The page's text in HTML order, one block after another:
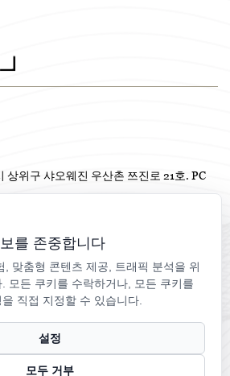
상위구 샤오웨진 우산촌 쯔진로 21호. PC
를 존중합니다
, 맞춤형 콘텐츠 제공, 트래픽 분석을 위
모든 쿠키를 수락하거나, 모든 쿠키를
직접 지정할 수 있습니다.
설정
모두 거부